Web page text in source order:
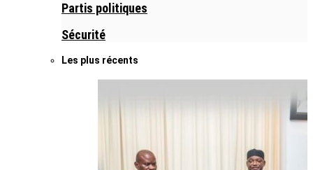
Partis politiques
Sécurité
Les plus récents